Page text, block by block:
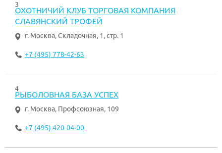
3
ОХОТНИЧИЙ КЛУБ ТОРГОВАЯ КОМПАНИЯ
СЛАВЯНСКИЙ ТРОФЕЙ
г. Москва, Складочная, 1, стр. 1
+7 (495) 778-42-63
4
РЫБОЛОВНАЯ БАЗА УСПЕХ
г. Москва, Профсоюзная, 109
+7 (495) 420-04-00